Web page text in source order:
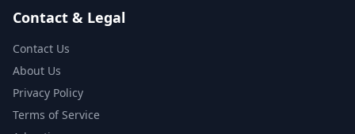
Contact & Legal
Contact Us
About Us
Privacy Policy
Terms of Service